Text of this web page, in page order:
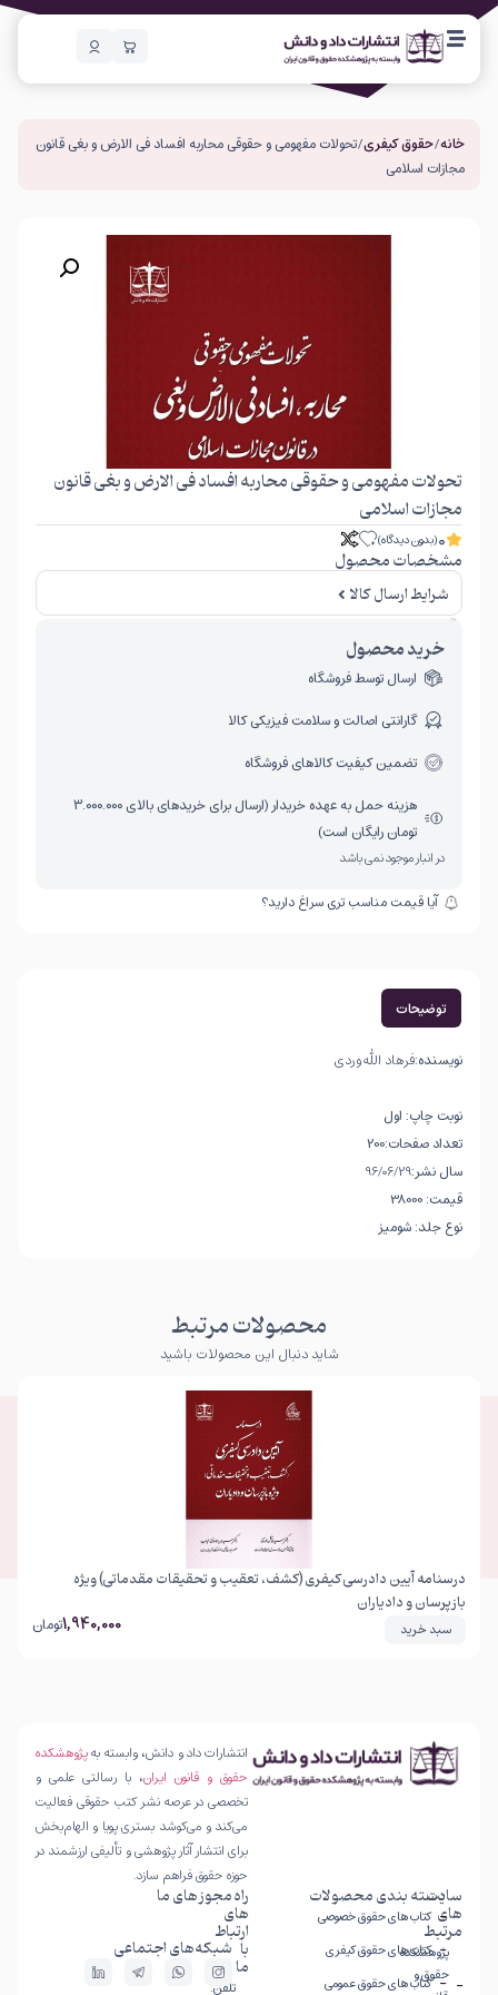
خانه/حقوق کیفری/ تحولات مفهومی و حقوقی محاربه افساد فی الارض و بغی قانون
مجازات اسلامی
تحولات مفهومی و حقوقی محاربه افساد فی الارض و بغی قانون
مجازات اسلامی
0(بدون دیدگاه)
مشخصات محصول
شرایط ارسال کالا
خرید محصول
ارسال توسط فروشگاه
گارانتی اصالت و سلامت فیزیکی کالا
تضمین کیفیت کالاهای فروشگاه
هزینه حمل به عهده خریدار (ارسال برای خریدهای بالای ۳.۰۰۰.۰۰۰
تومان رایگان است)
در انبار موجود نمی باشد
آیا قیمت مناسب تری سراغ دارید؟
توضیحات
نویسنده:فرهاد الله‌وردی
نوبت چاپ: اول
تعداد صفحات:200
سال نشر:96/06/29
قیمت: 38000
نوع جلد:شومیز
محصولات مرتبط
شاید دنبال این محصولات باشید
درسنامه آیین دادرسی کیفری (کشف، تعقیب و تحقیقات مقدماتی) ویژه
بازپرسان و دادیاران
سبد خرید 1,940,000تومان
انتشارات داد و دانش، وابسته بهپژوهشکده
حقوق و قانون ایران، با رسالتی علمی و
تخصصی در عرصه نشر کتب حقوقی فعالیت
می‌کند و می‌کوشد بستری پویا و الهام‌بخش
برای انتشار آثار پژوهشی و تألیفی ارزشمند در
حوزه حقوق فراهم سازد.
سایت
های
مرتبط
پژوهشکده
حقوق و
دسته بندی محصولات
کتاب های حقوق خصوصی
کتاب های حقوق کیفری
کتاب های حقوق عمومی
راه
های
ارتباط
با
ما
تلفن:
مجوز های ما
شبکه‌های اجتماعی